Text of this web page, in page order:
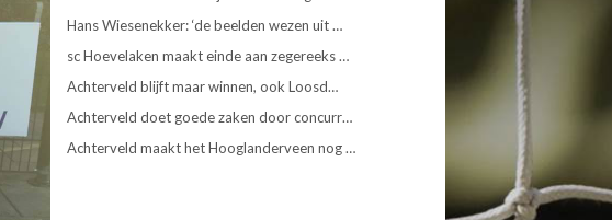
Hans Wiesenekker: ‘de beelden wezen uit …
sc Hoevelaken maakt einde aan zegereeks …
Achterveld blijft maar winnen, ook Loosd…
Achterveld doet goede zaken door concurr…
Achterveld maakt het Hooglanderveen nog …